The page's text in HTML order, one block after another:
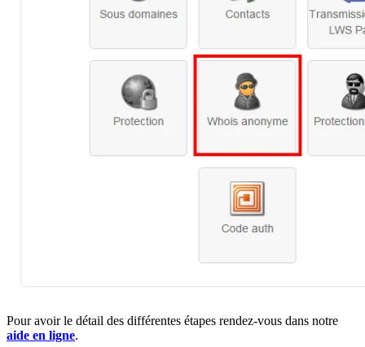
Pour avoir le détail des différentes étapes rendez-vous dans notre
aide en ligne.